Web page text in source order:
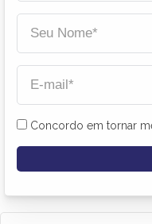
Concordo em tornar